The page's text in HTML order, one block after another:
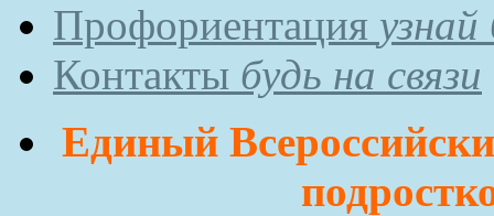
Профориентация
Контакты будь на связи
Единый